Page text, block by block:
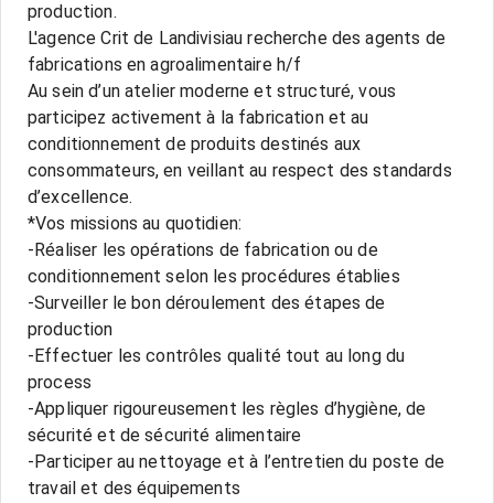
production.
L'agence Crit de Landivisiau recherche des agents de
fabrications en agroalimentaire h/f
Au sein d’un atelier moderne et structuré, vous
participez activement à la fabrication et au
conditionnement de produits destinés aux
consommateurs, en veillant au respect des standards
d’excellence.
*Vos missions au quotidien:
-Réaliser les opérations de fabrication ou de
conditionnement selon les procédures établies
-Surveiller le bon déroulement des étapes de
production
-Effectuer les contrôles qualité tout au long du
process
-Appliquer rigoureusement les règles d’hygiène, de
sécurité et de sécurité alimentaire
-Participer au nettoyage et à l’entretien du poste de
travail et des équipements